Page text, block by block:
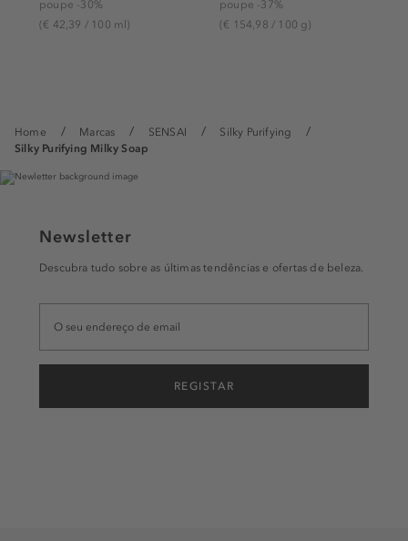
Home Marcas SENSAI
Silky Purifying
Silky Purifying Milky Soap
poupe -30%
(€ 42,39 / 100 ml)
poupe -37%
(€ 154,98 / 100 g)
Newsletter
Descubra tudo sobre as últimas tendências e ofertas de beleza.
REGISTAR